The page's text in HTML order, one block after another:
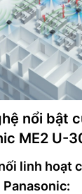
nổi bật
ME2 U-
linh hoạt